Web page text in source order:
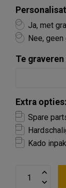
Ja, met
Nee, geen
Te
Extra opties:
Spare
Kado